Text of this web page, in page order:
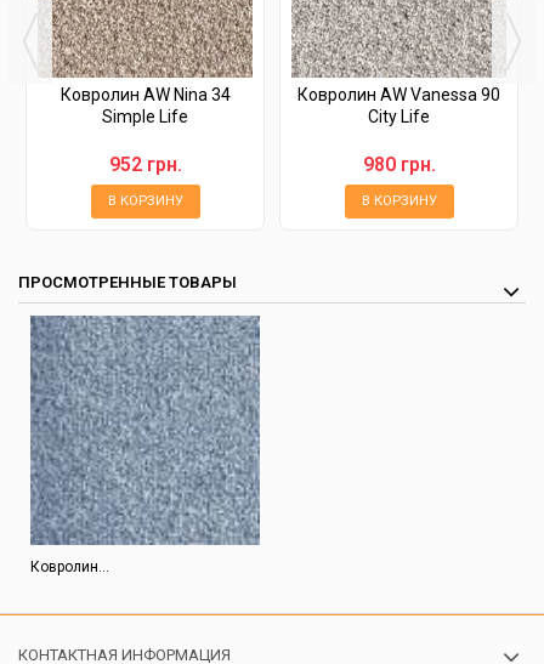
Ковролин AW Nina 34
Simple Life
952 грн.
В КОРЗИНУ
Ковролин AW Vanessa 90
City Life
980 грн.
В КОРЗИНУ
ПРОСМОТРЕННЫЕ ТОВАРЫ
Ковролин...
КОНТАКТНАЯ ИНФОРМАЦИЯ